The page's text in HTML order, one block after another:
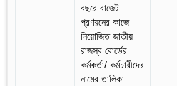
বছরে বাজেট
প্রণয়নের কাজে
নিয়োজিত জাতীয়
রাজস্ব বোর্ডের
কর্মকর্তা/ কর্মচারীদের
নামের তালিকা